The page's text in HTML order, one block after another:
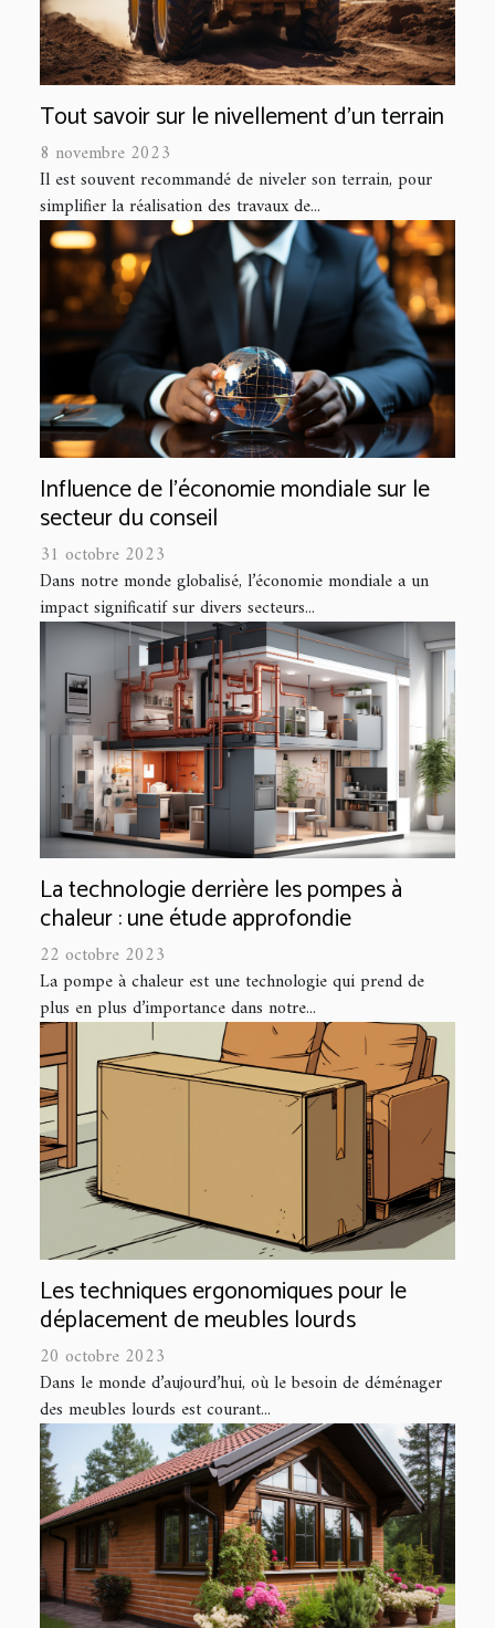
Tout savoir sur le nivellement d’un terrain
8 novembre 2023
Il est souvent recommandé de niveler son terrain, pour
simplifier la réalisation des travaux de...
Influence de l'économie mondiale sur le
secteur du conseil
31 octobre 2023
Dans notre monde globalisé, l’économie mondiale a un
impact significatif sur divers secteurs...
La technologie derrière les pompes à
chaleur : une étude approfondie
22 octobre 2023
La pompe à chaleur est une technologie qui prend de
plus en plus d’importance dans notre...
Les techniques ergonomiques pour le
déplacement de meubles lourds
20 octobre 2023
Dans le monde d’aujourd’hui, où le besoin de déménager
des meubles lourds est courant...